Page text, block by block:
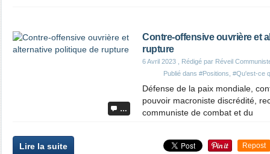
…
Contre-offensive ouvrière et
rupture
6 Avril 2023 , Rédigé par Réveil
Publié dans #Positions #Qu'est-ce
Défense de la paix mondiale,
pouvoir macroniste discrédité,
communiste de combat et du
Lire la suite Repost